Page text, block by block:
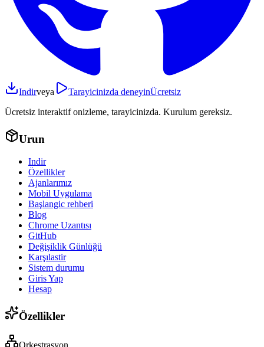
Indirveya Tarayicinizda deneyinÜcretsiz
Ücretsiz interaktif onizleme, tarayicinizda. Kurulum gereksiz.
Urun
Indir
Özellikler
Ajanlarımız
Mobil Uygulama
Başlangic rehberi
Blog
Chrome Uzantısı
GitHub
Değişiklik Günlüğü
Karşılastir
Sistem durumu
Giris Yap
Hesap
Özellikler
Orkestrasyon